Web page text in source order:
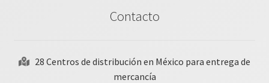
Contacto
28 Centros de distribución en México para entrega de
mercancía